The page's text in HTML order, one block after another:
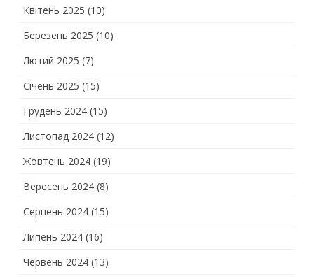
Квітень 2025 (10)
Березень 2025 (10)
Лютий 2025 (7)
Січень 2025 (15)
Грудень 2024 (15)
Листопад 2024 (12)
Жовтень 2024 (19)
Вересень 2024 (8)
Серпень 2024 (15)
Липень 2024 (16)
Червень 2024 (13)